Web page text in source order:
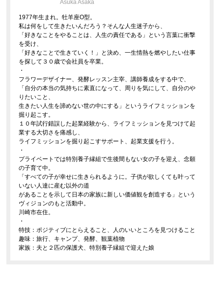
Asuka Asaka
1977年生まれ。牡羊座O型。
私は何をして生きたいんだろう？そんな人生迷子から、
「好きなことをやることは、人生の責任である」という言葉に衝撃
を受け、
「好きなことで生きていく！」と決め、一生情熱を燃やしたい仕事
を探して３０歳で会社員を卒業。
・
フラワーデザイナー、発酵レッスン主宰、講師養成をする中で、
「自分の本当の気持ちに素直になって、周りを気にして、自分のや
りたいこと、
生きたい人生を諦めない世の中にする」というライフミッションを
掘り起こす。
１０年試行錯誤した起業経験から、ライフミッションを見つけて起
業する大切さを痛感し、
ライフミッションを掘り起こすサポート、起業支援を行う。
・
プライベートでは特別養子縁組で生後間もない女の子を迎え、念願
の子育て中。
「すべての子が幸せに生きられるように。子供が欲しくても叶って
いない人達に産む以外の道
があることを示して日本の家族に新しい価値観を創造する」という
ヴィジョンのもと活動中。
川崎市在住。
・
特技：ポジティブにとらえること、人のいいところを見つけること
趣味：旅行、キャンプ、発酵、観葉植物
家族：夫と２匹の保護犬、特別養子縁組で迎えた娘